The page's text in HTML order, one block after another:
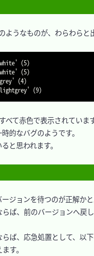
うなものが、わらわらと
(5)
(5)
(4)
て赤色で表示されています
的なバグのようです。
と思われます。
ジョンを待つのが正解かと
ば、前のバージョンへ戻し
ば、応急処置として、以下
す。